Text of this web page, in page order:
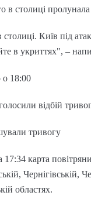
в столиці
столиці. Київ під
в укриттях", –
18:00
відбій
тривогу
карта
Чернігівській,
областях.